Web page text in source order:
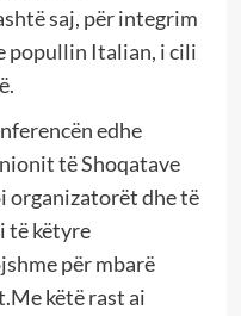
saj, për integrim
popullin Italian, i cili
edhe
të Shoqatave
organizatorët dhe të
të këtyre
për mbarë
këtë rast ai